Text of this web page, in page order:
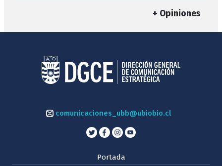
+ Opiniones
comunicaciones_ubb@ubiobio.cl
Portada